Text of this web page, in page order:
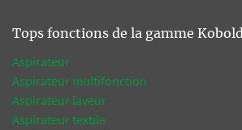
Tops fonctions de la gamme Kobold
Aspirateur
Aspirateur multifonction
Aspirateur laveur
Aspirateur textile